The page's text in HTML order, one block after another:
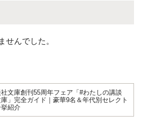
せんでした。
文庫創刊55周年フェア「#わたしの講談
」完全ガイド｜豪華9名＆年代別セレクト
紹介